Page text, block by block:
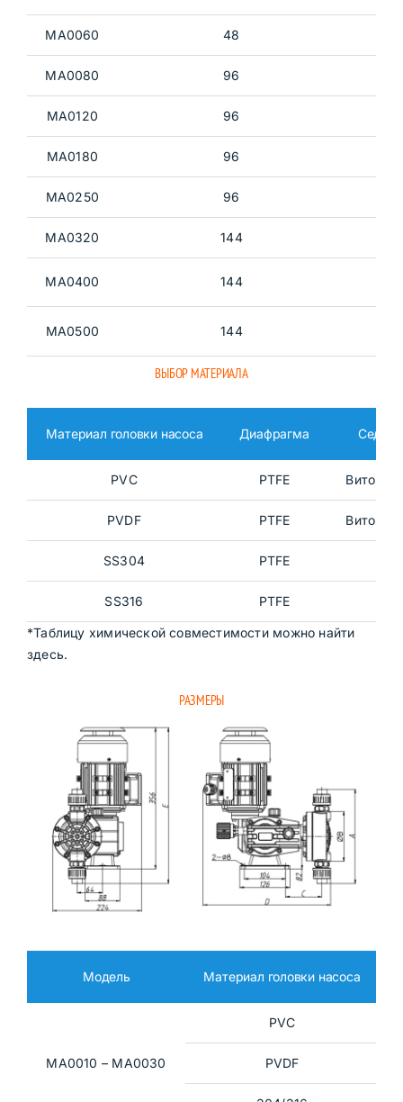
MA0060 48
MA0080 96
MA0120 96
MA0180 96
MA0250 96
MA0320 144
MA0400 144
MA0500 144
ВЫБОР МАТЕРИАЛА
Материал головки насоса Диафрагма Седло
PVC PTFE
PVDF PTFE
SS304 PTFE
SS316 PTFE
*Таблицу химической совместимости можно найти
здесь.
РАЗМЕРЫ
Модель Материал головки насоса
MA0010 – MA0030
PVC
PVDF